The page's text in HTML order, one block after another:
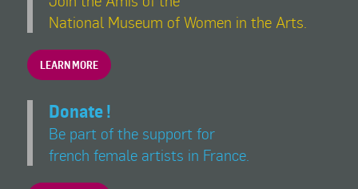
National Museum of Women in the Arts.
LEARN MORE
Donate !
Be part of the support for
french female artists in France.